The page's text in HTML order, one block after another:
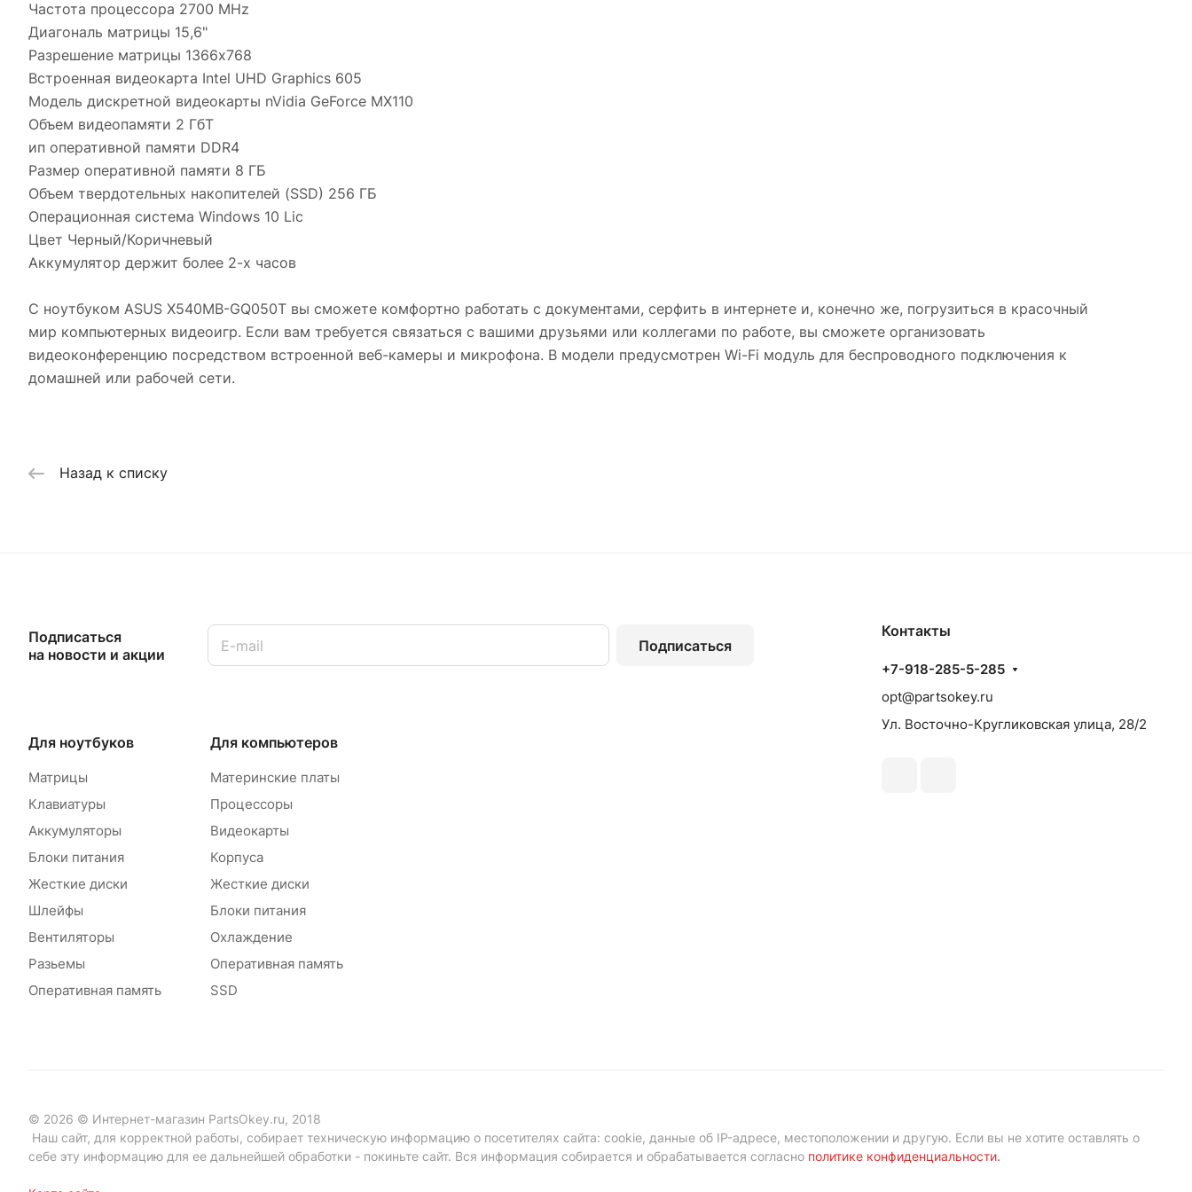
Частота процессора 2700 MHz
Диагональ матрицы 15,6"
Разрешение матрицы 1366х768
Встроенная видеокарта Intel UHD Graphics 605
Модель дискретной видеокарты nVidia GeForce MX110
Объем видеопамяти 2 ГбТ
ип оперативной памяти DDR4
Размер оперативной памяти 8 ГБ
Объем твердотельных накопителей (SSD) 256 ГБ
Операционная система Windows 10 Lic
Цвет Черный/Коричневый
Аккумулятор держит более 2-х часов
С ноутбуком ASUS X540MB-GQ050T вы сможете комфортно работать с документами, серфить в интернете и, конечно же, погрузиться в красочный
мир компьютерных видеоигр. Если вам требуется связаться с вашими друзьями или коллегами по работе, вы сможете организовать
видеоконференцию посредством встроенной веб-камеры и микрофона. В модели предусмотрен Wi-Fi модуль для беспроводного подключения к
домашней или рабочей сети.
Назад к списку
Подписаться
на новости и акции
Подписаться
Для ноутбуков
Матрицы
Клавиатуры
Аккумуляторы
Блоки питания
Жесткие диски
Шлейфы
Вентиляторы
Разьемы
Оперативная память
Для компьютеров
Материнские платы
Процессоры
Видеокарты
Корпуса
Жесткие диски
Блоки питания
Охлаждение
Оперативная память
SSD
Контакты
+7-918-285-5-285
opt@partsokey.ru
Ул. Восточно-Кругликовская улица, 28/2
© 2026 © Интернет-магазин PartsOkey.ru, 2018
Наш сайт, для корректной работы, собирает техническую информацию о посетителях сайта: cookie, данные об IP-адресе, местоположении и другую. Если вы не хотите оставлять о
себе эту информацию для ее дальнейшей обработки - покиньте сайт. Вся информация собирается и обрабатывается согласно политике конфиденциальности.